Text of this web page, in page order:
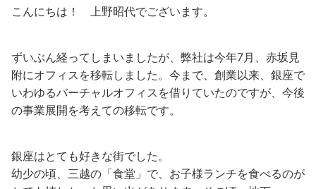
こんにちは！ 上野昭代でございます。
ずいぶん経ってしまいましたが、弊社は今年7月、赤坂見
附にオフィスを移転しました。今まで、創業以来、銀座で
いわゆるバーチャルオフィスを借りていたのですが、今後
の事業展開を考えての移転です。
銀座はとても好きな街でした。
幼少の頃、三越の「食堂」で、お子様ランチを食べるのが